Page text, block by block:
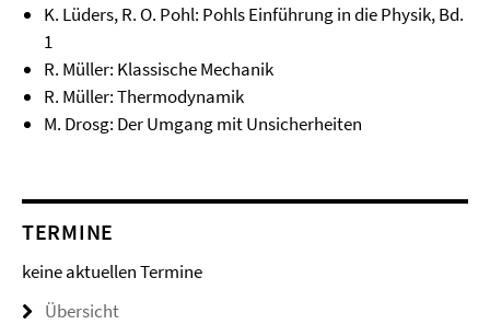
K. Lüders, R. O. Pohl: Pohls Einführung in die Physik, Bd.
1
R. Müller: Klassische Mechanik
R. Müller: Thermodynamik
M. Drosg: Der Umgang mit Unsicherheiten
TERMINE
keine aktuellen Termine
Übersicht